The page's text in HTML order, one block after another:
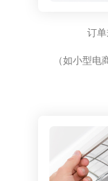
订
（如小型电